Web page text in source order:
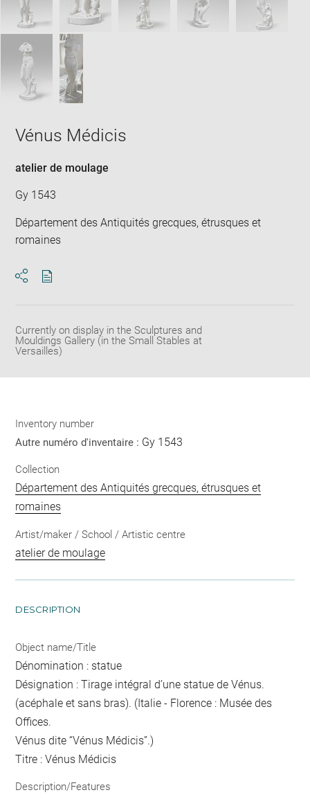
Vénus Médicis
atelier de moulage
Gy 1543
Département des Antiquités grecques, étrusques et
romaines
Currently on display in the Sculptures and
Mouldings Gallery (in the Small Stables at
Versailles)
Inventory number
Autre numéro d'inventaire : Gy 1543
Collection
Département des Antiquités grecques, étrusques et
romaines
Artist/maker / School / Artistic centre
atelier de moulage
DESCRIPTION
Object name/Title
Dénomination : statue
Désignation : Tirage intégral d’une statue de Vénus.
(acéphale et sans bras). (Italie - Florence : Musée des
Offices.
Vénus dite “Vénus Médicis”.)
Titre : Vénus Médicis
Description/Features